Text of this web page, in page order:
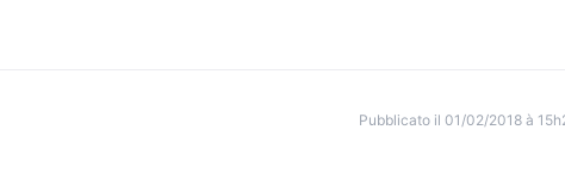
Pubblicato il 01/02/2018 à